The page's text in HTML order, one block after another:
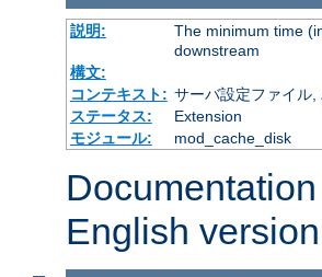
説明:
The minimum time
downstream
構文:
コンテキスト: サーバ設定ファイル
ステータス:
Extension
モジュール:
mod_cache_disk
English